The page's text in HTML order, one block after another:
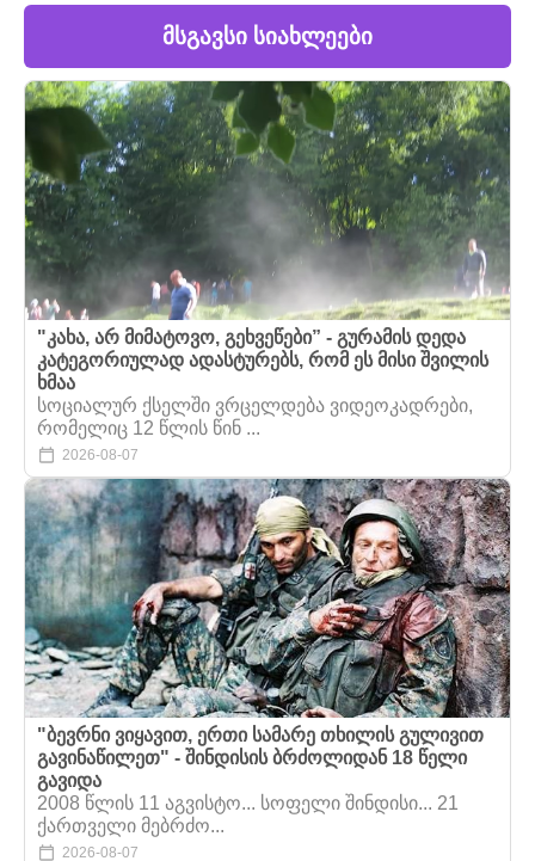
მსგავსი სიახლეები
"კახა, არ მიმატოვო, გეხვეწები” - გურამის დედა
კატეგორიულად ადასტურებს, რომ ეს მისი შვილის
ხმაა
სოციალურ ქსელში ვრცელდება ვიდეოკადრები,
რომელიც 12 წლის წინ ...
2026-08-07
"ბევრნი ვიყავით, ერთი სამარე თხილის გულივით
გავინაწილეთ" - შინდისის ბრძოლიდან 18 წელი
გავიდა
2008 წლის 11 აგვისტო... სოფელი შინდისი... 21
ქართველი მებრძო...
2026-08-07